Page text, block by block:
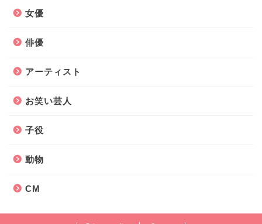
女優
俳優
アーティスト
お笑い芸人
子役
動物
CM